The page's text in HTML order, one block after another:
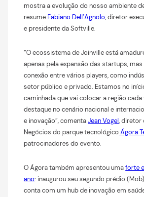
mostra a evolução do nosso ambiente
resume Fabiano Dell’Agnolo, diretor
e presidente da Softville.
“O ecossistema de Joinville está
apenas pela expansão das startups,
conexão entre vários players, como
setor público e privado. Estamos no
caminhada que vai colocar a região cada
destaque no cenário nacional e
e inovação”, comentaJean Vogel, diretor
Negócios do parque tecnológico Ágora
patrocinadores do evento.
O Ágora também apresentou umaforte
ano: inaugurou seu segundo prédio
conta com um hub de inovação em